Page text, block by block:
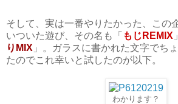
そして、実は一番やりたかった、この
いついた遊び、その名も「 もじREMIX
りMIX 」。ガラスに書かれた文字でち
たのでこれ幸いと試したのが以下。
わかります？